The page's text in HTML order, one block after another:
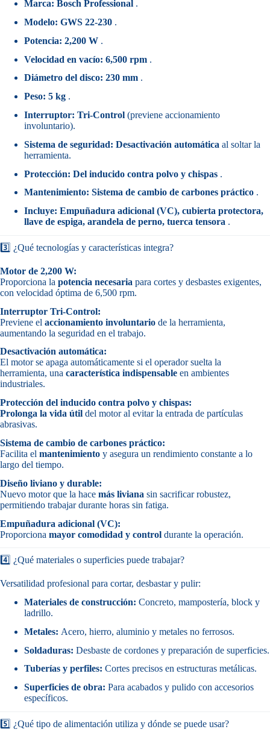
Marca: Bosch Professional .
Modelo: GWS 22-230 .
Potencia: 2,200 W .
Velocidad en vacío: 6,500 rpm .
Diámetro del disco: 230 mm .
Peso: 5 kg .
Interruptor: Tri-Control (previene accionamiento
involuntario).
Sistema de seguridad: Desactivación automática al soltar la
herramienta.
Protección: Del inducido contra polvo y chispas .
Mantenimiento: Sistema de cambio de carbones práctico .
Incluye: Empuñadura adicional (VC), cubierta protectora,
llave de espiga, arandela de perno, tuerca tensora .
3️⃣ ¿Qué tecnologías y características integra?
Motor de 2,200 W:
Proporciona la potencia necesaria para cortes y desbastes exigentes,
con velocidad óptima de 6,500 rpm.
Interruptor Tri-Control:
Previene el accionamiento involuntario de la herramienta,
aumentando la seguridad en el trabajo.
Desactivación automática:
El motor se apaga automáticamente si el operador suelta la
herramienta, una característica indispensable en ambientes
industriales.
Protección del inducido contra polvo y chispas:
Prolonga la vida útil del motor al evitar la entrada de partículas
abrasivas.
Sistema de cambio de carbones práctico:
Facilita el mantenimiento y asegura un rendimiento constante a lo
largo del tiempo.
Diseño liviano y durable:
Nuevo motor que la hace más liviana sin sacrificar robustez,
permitiendo trabajar durante horas sin fatiga.
Empuñadura adicional (VC):
Proporciona mayor comodidad y control durante la operación.
4️⃣ ¿Qué materiales o superficies puede trabajar?
Versatilidad profesional para cortar, desbastar y pulir:
Materiales de construcción: Concreto, mampostería, block y
ladrillo.
Metales: Acero, hierro, aluminio y metales no ferrosos.
Soldaduras: Desbaste de cordones y preparación de superficies.
Tuberías y perfiles: Cortes precisos en estructuras metálicas.
Superficies de obra: Para acabados y pulido con accesorios
específicos.
5️⃣ ¿Qué tipo de alimentación utiliza y dónde se puede usar?